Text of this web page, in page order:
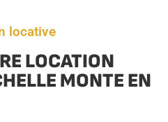
locative
LOCATION
MONTE EN